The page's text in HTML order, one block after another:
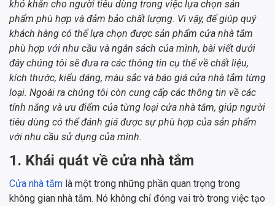
khó khăn cho người tiêu dùng trong việc lựa chọn sản
phẩm phù hợp và đảm bảo chất lượng. Vì vậy, để giúp quý
khách hàng có thể lựa chọn được sản phẩm cửa nhà tắm
phù hợp với nhu cầu và ngân sách của mình, bài viết dưới
đây chúng tôi sẽ đưa ra các thông tin cụ thể về chất liệu,
kích thước, kiểu dáng, màu sắc và báo giá cửa nhà tắm từng
loại. Ngoài ra chúng tôi còn cung cấp các thông tin về các
tính năng và ưu điểm của từng loại cửa nhà tắm, giúp người
tiêu dùng có thể đánh giá được sự phù hợp của sản phẩm
với nhu cầu sử dụng của mình.
1. Khái quát về cửa nhà tắm
Cửa nhà tắm là một trong những phần quan trọng trong
không gian nhà tắm. Nó không chỉ đóng vai trò trong việc tạo